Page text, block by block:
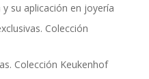
su aplicación en joyería
Colección
Colección Keukenhof